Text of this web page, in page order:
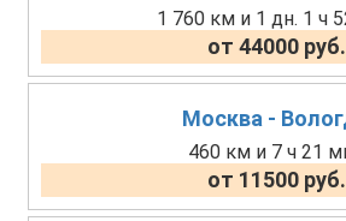
1 760 км и 1 дн. 1 ч
от 44000 руб.
Москва -
460 км и 7 ч 21
от 11500 руб.